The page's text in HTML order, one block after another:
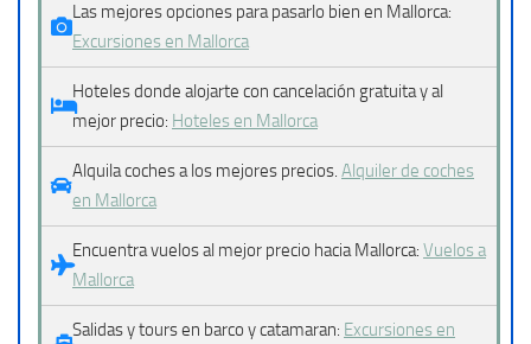
Las mejores opciones para pasarlo bien en Mallorca:
Excursiones en Mallorca
Hoteles donde alojarte con cancelación gratuita y al
mejor precio: Hoteles en Mallorca
Alquila coches a los mejores precios. Alquiler de coches
en Mallorca
Encuentra vuelos al mejor precio hacia Mallorca: Vuelos a
Mallorca
Salidas y tours en barco y catamaran: Excursiones en